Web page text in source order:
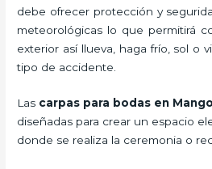
debe ofrecer protección y
meteorológicas lo que permitirá
exterior así llueva, haga frío, sol o
tipo de accidente.
Las carpas para bodas en
diseñadas para crear un espacio
donde se realiza la ceremonia o